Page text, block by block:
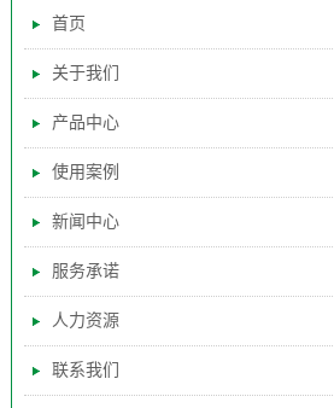
首页
关于我们
产品中心
使用案例
新闻中心
服务承诺
人力资源
联系我们